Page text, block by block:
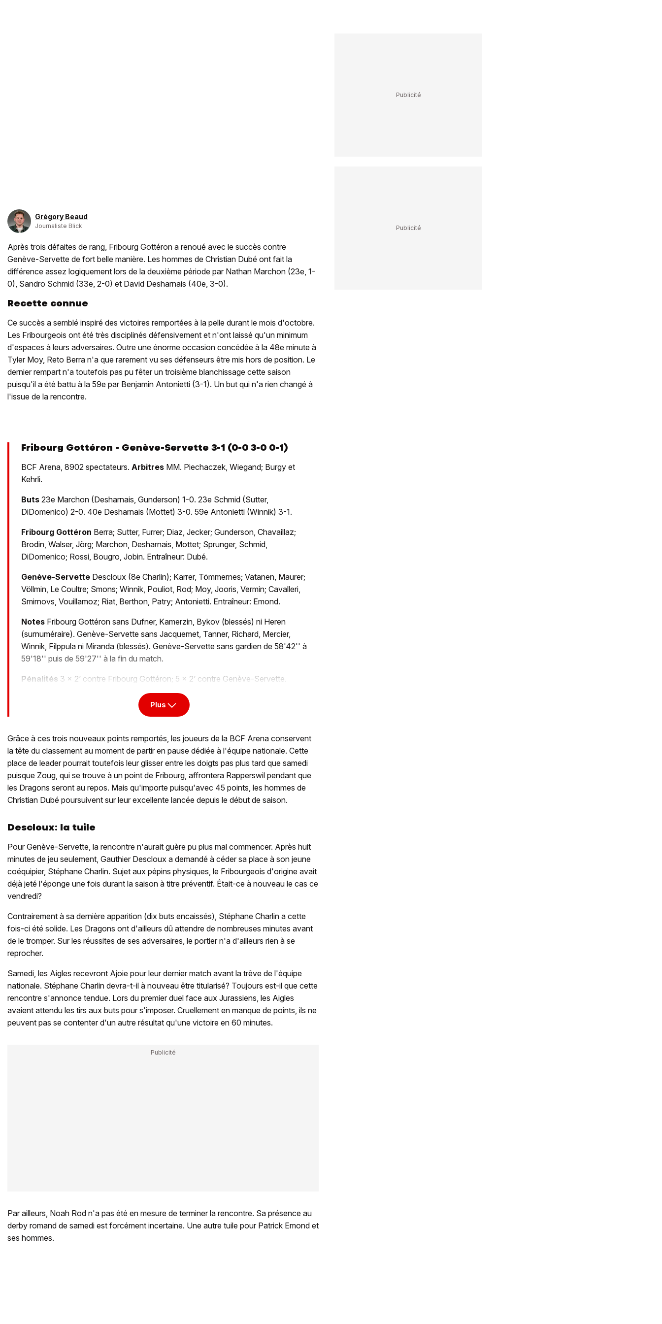
Grégory Beaud
Journaliste Blick
Après trois défaites de rang, Fribourg Gottéron a renoué avec le succès contre
Genève-Servette de fort belle manière. Les hommes de Christian Dubé ont fait la
différence assez logiquement lors de la deuxième période par Nathan Marchon (23e, 1-
0), Sandro Schmid (33e, 2-0) et David Desharnais (40e, 3-0).
Recette connue
Ce succès a semblé inspiré des victoires remportées à la pelle durant le mois d'octobre.
Les Fribourgeois ont été très disciplinés défensivement et n'ont laissé qu'un minimum
d'espaces à leurs adversaires. Outre une énorme occasion concédée à la 48e minute à
Tyler Moy, Reto Berra n'a que rarement vu ses défenseurs être mis hors de position. Le
dernier rempart n'a toutefois pas pu fêter un troisième blanchissage cette saison
puisqu'il a été battu à la 59e par Benjamin Antonietti (3-1). Un but qui n'a rien changé à
l'issue de la rencontre.
Fribourg Gottéron - Genève-Servette 3-1 (0-0 3-0 0-1)
BCF Arena, 8902 spectateurs. Arbitres MM. Piechaczek, Wiegand; Burgy et
Kehrli.
Buts 23e Marchon (Desharnais, Gunderson) 1-0. 23e Schmid (Sutter,
DiDomenico) 2-0. 40e Desharnais (Mottet) 3-0. 59e Antonietti (Winnik) 3-1.
Fribourg Gottéron Berra; Sutter, Furrer; Diaz, Jecker; Gunderson, Chavaillaz;
Brodin, Walser, Jörg; Marchon, Desharnais, Mottet; Sprunger, Schmid,
DiDomenico; Rossi, Bougro, Jobin. Entraîneur: Dubé.
Genève-Servette Descloux (8e Charlin); Karrer, Tömmernes; Vatanen, Maurer;
Völlmin, Le Coultre; Smons; Winnik, Pouliot, Rod; Moy, Jooris, Vermin; Cavalleri,
Smirnovs, Vouillamoz; Riat, Berthon, Patry; Antonietti. Entraîneur: Emond.
Notes Fribourg Gottéron sans Dufner, Kamerzin, Bykov (blessés) ni Heren
(surnuméraire). Genève-Servette sans Jacquemet, Tanner, Richard, Mercier,
Winnik, Filppula ni Miranda (blessés). Genève-Servette sans gardien de 58'42'' à
59'18'' puis de 59'27'' à la fin du match.
Pénalités 3 x 2’ contre Fribourg Gottéron; 5 x 2’ contre Genève-Servette.
Plus
Grâce à ces trois nouveaux points remportés, les joueurs de la BCF Arena conservent
la tête du classement au moment de partir en pause dédiée à l'équipe nationale. Cette
place de leader pourrait toutefois leur glisser entre les doigts pas plus tard que samedi
puisque Zoug, qui se trouve à un point de Fribourg, affrontera Rapperswil pendant que
les Dragons seront au repos. Mais qu'importe puisqu'avec 45 points, les hommes de
Christian Dubé poursuivent sur leur excellente lancée depuis le début de saison.
Descloux: la tuile
Pour Genève-Servette, la rencontre n'aurait guère pu plus mal commencer. Après huit
minutes de jeu seulement, Gauthier Descloux a demandé à céder sa place à son jeune
coéquipier, Stéphane Charlin. Sujet aux pépins physiques, le Fribourgeois d'origine avait
déjà jeté l'éponge une fois durant la saison à titre préventif. Était-ce à nouveau le cas ce
vendredi?
Contrairement à sa dernière apparition (dix buts encaissés), Stéphane Charlin a cette
fois-ci été solide. Les Dragons ont d'ailleurs dû attendre de nombreuses minutes avant
de le tromper. Sur les réussites de ses adversaires, le portier n'a d'ailleurs rien à se
reprocher.
Samedi, les Aigles recevront Ajoie pour leur dernier match avant la trêve de l'équipe
nationale. Stéphane Charlin devra-t-il à nouveau être titularisé? Toujours est-il que cette
rencontre s'annonce tendue. Lors du premier duel face aux Jurassiens, les Aigles
avaient attendu les tirs aux buts pour s'imposer. Cruellement en manque de points, ils ne
peuvent pas se contenter d'un autre résultat qu'une victoire en 60 minutes.
Par ailleurs, Noah Rod n'a pas été en mesure de terminer la rencontre. Sa présence au
derby romand de samedi est forcément incertaine. Une autre tuile pour Patrick Emond et
ses hommes.